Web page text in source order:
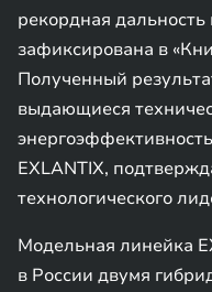
рекордная
зафиксирована в
Полученный
выдающиеся
EXLANTIХ,
технологического
Модельная линейка
в России двумя